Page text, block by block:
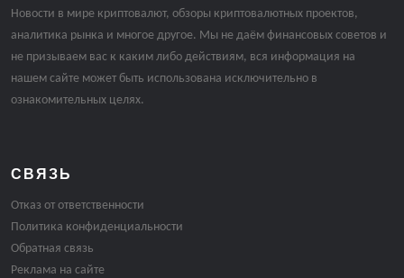
Новости в мире криптовалют, обзоры криптовалютных проектов,
аналитика рынка и многое другое. Мы не даём финансовых советов и
не призываем вас к каким либо действиям, вся информация на
нашем сайте может быть использована исключительно в
ознакомительных целях.
СВЯЗЬ
Отказ от ответственности
Политика конфиденциальности
Обратная связь
Реклама на сайте